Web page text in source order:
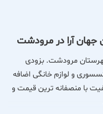
جهان آرا در مرودشت
مرودشت. بزودی
و لوازم خانگی اضافه
با منصفانه ترین قیمت و